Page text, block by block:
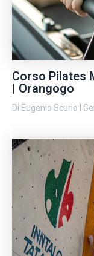
Corso Pilates
| Orangogo
Di Eugenio Scurio